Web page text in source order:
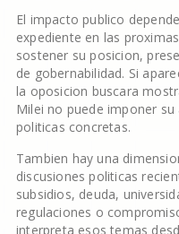
El impacto publico
expediente en las
sostener su posicion,
de gobernabilidad. Si
la oposicion buscara
Milei no puede imponer
politicas concretas.
Tambien hay una
discusiones politicas
subsidios, deuda,
regulaciones o
interpreta esos temas